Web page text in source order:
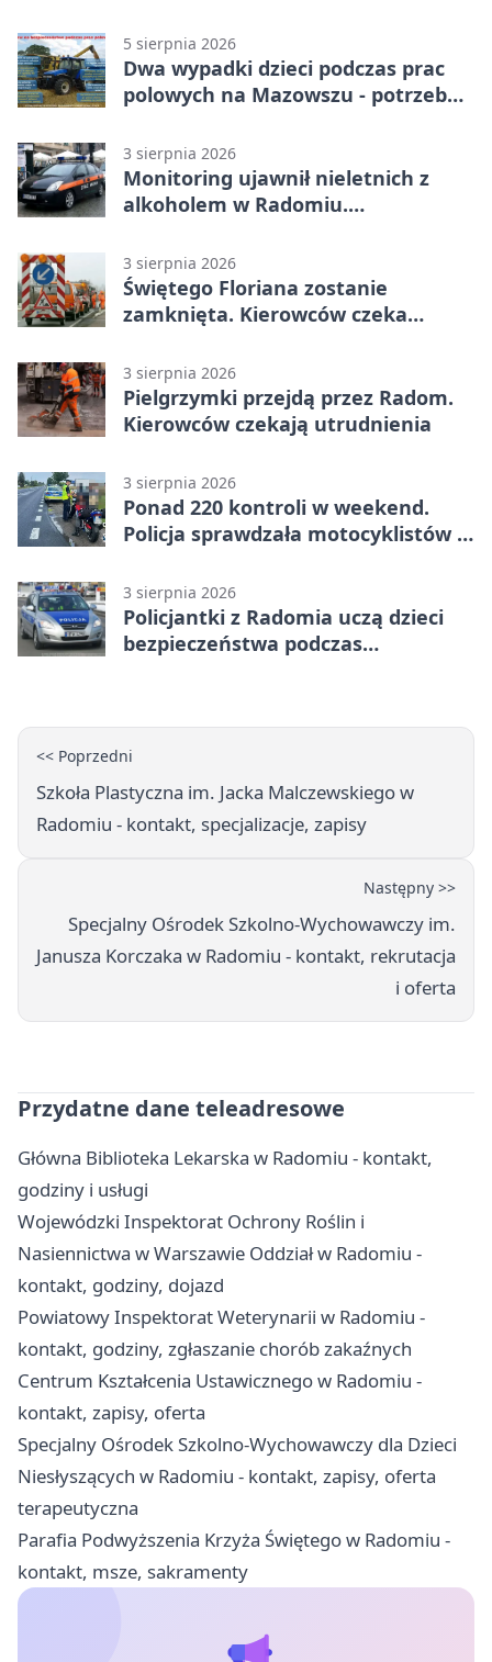
5 sierpnia 2026
Dwa wypadki dzieci podczas prac
polowych na Mazowszu - potrzebna
3 sierpnia 2026
Monitoring ujawnił nieletnich z
alkoholem w Radomiu.
3 sierpnia 2026
Świętego Floriana zostanie
zamknięta. Kierowców czeka
3 sierpnia 2026
Pielgrzymki przejdą przez Radom.
Kierowców czekają utrudnienia
3 sierpnia 2026
Ponad 220 kontroli w weekend.
Policja sprawdzała motocyklistów w
3 sierpnia 2026
Policjantki z Radomia uczą dzieci
bezpieczeństwa podczas
<< Poprzedni
Szkoła Plastyczna im. Jacka Malczewskiego w
Radomiu - kontakt, specjalizacje, zapisy
Następny >>
Specjalny Ośrodek Szkolno-Wychowawczy im.
Janusza Korczaka w Radomiu - kontakt, rekrutacja
i oferta
Przydatne dane teleadresowe
Główna Biblioteka Lekarska w Radomiu - kontakt,
godziny i usługi
Wojewódzki Inspektorat Ochrony Roślin i
Nasiennictwa w Warszawie Oddział w Radomiu -
kontakt, godziny, dojazd
Powiatowy Inspektorat Weterynarii w Radomiu -
kontakt, godziny, zgłaszanie chorób zakaźnych
Centrum Kształcenia Ustawicznego w Radomiu -
kontakt, zapisy, oferta
Specjalny Ośrodek Szkolno-Wychowawczy dla Dzieci
Niesłyszących w Radomiu - kontakt, zapisy, oferta
terapeutyczna
Parafia Podwyższenia Krzyża Świętego w Radomiu -
kontakt, msze, sakramenty